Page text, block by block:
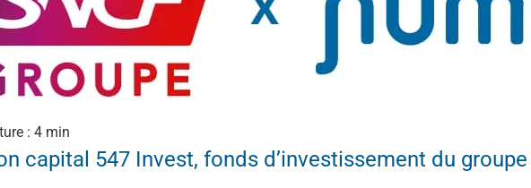
: 4 min
capital 547 Invest, fonds d’investissement du groupe